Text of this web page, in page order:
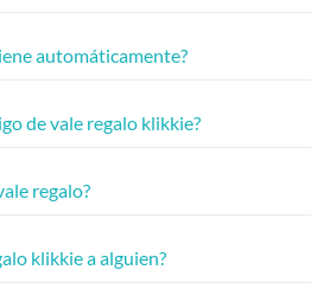
automáticamente?
de vale regalo klikkie?
regalo?
klikkie a alguien?